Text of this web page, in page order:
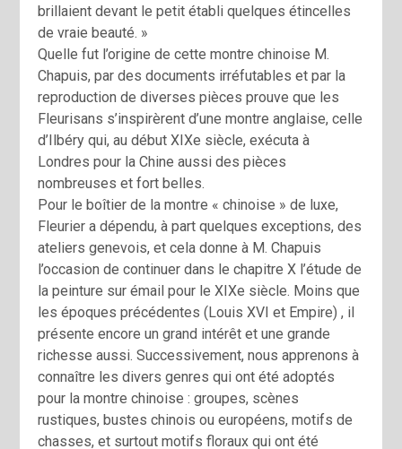
brillaient devant le petit établi quelques étincelles
de vraie beauté. »
Quelle fut l’origine de cette montre chinoise M.
Chapuis, par des documents irréfutables et par la
reproduction de diverses pièces prouve que les
Fleurisans s’inspirèrent d’une montre anglaise, celle
d’Ilbéry qui, au début XIXe siècle, exécuta à
Londres pour la Chine aussi des pièces
nombreuses et fort belles.
Pour le boîtier de la montre « chinoise » de luxe,
Fleurier a dépendu, à part quelques exceptions, des
ateliers genevois, et cela donne à M. Chapuis
l’occasion de continuer dans le chapitre X l’étude de
la peinture sur émail pour le XIXe siècle. Moins que
les époques précédentes (Louis XVI et Empire) , il
présente encore un grand intérêt et une grande
richesse aussi. Successivement, nous apprenons à
connaître les divers genres qui ont été adoptés
pour la montre chinoise : groupes, scènes
rustiques, bustes chinois ou européens, motifs de
chasses, et surtout motifs floraux qui ont été